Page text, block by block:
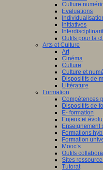
Culture
Evaluations
Initiatives
Outils pour la
Arts et Culture
Art
Cinéma
Culture
Culture et
Dispositifs de
Littérature
Formation
Compétences
Dispositifs de
E- formation
Enjeux et
Enseignement
Formations
Formation
Mooc’s
Outils
Sites
Tutorat